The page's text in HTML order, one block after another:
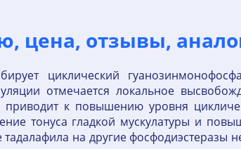
цена, отзывы,
циклический
отмечается локальное
приводит к повышению уровня
тонуса гладкой мускулатуры и
на другие фосфодиэстеразы